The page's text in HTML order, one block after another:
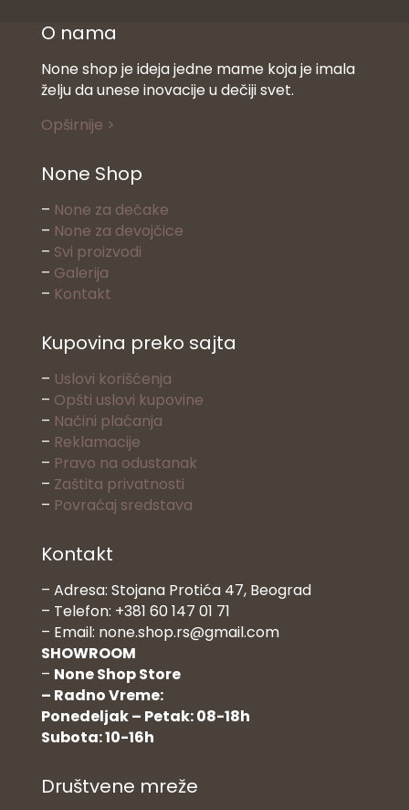
O nama
None shop je ideja jedne mame koja je imala
želju da unese inovacije u dečiji svet.
Opširnije >
None Shop
– None za dečake
– None za devojčice
– Svi proizvodi
– Galerija
– Kontakt
Kupovina preko sajta
– Uslovi korišćenja
– Opšti uslovi kupovine
– Načini plaćanja
– Reklamacije
– Pravo na odustanak
– Zaštita privatnosti
– Povraćaj sredstava
Kontakt
– Adresa: Stojana Protića 47, Beograd
– Telefon: +381 60 147 01 71
– Email: none.shop.rs@gmail.com
SHOWROOM
– None Shop Store
– Radno Vreme:
Ponedeljak – Petak: 08-18h
Subota: 10-16h
Društvene mreže